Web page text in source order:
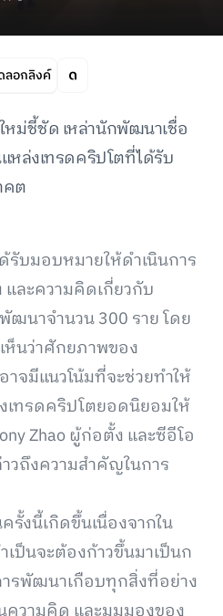
ลอกลิงค์
หม่ชี้ชัด เหล่านักพัฒนาเชื่อ
หล่งเทรดคริปโตที่ได้รับ
คต
รับมอบหมายให้ดำเนินการ
ละความคิดเกี่ยวกับ
ฒนาจำนวน 300 ราย โดย
ห็นว่าศักยภาพของ
าจมีแนวโน้มที่จะช่วยทำให้
เทรดคริปโตยอดนิยอมให้
Zhao ผู้ก่อตั้ง และซีอีโอ
วถึงความสำคัญในการ
รั้งนี้เกิดขึ้นเนื่องจากใน
ป็นจะต้องก้าวขึ้นมาเป็นก
รพัฒนาเกือบทุกสิ่งที่อย่าง